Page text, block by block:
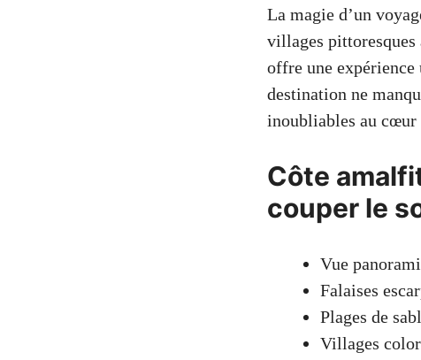
La magie d’un
villages pittoresques
offre une expérience
destination ne
inoubliables au cœur
Côte
couper le
Vue
Falaises
Plages de
Villages